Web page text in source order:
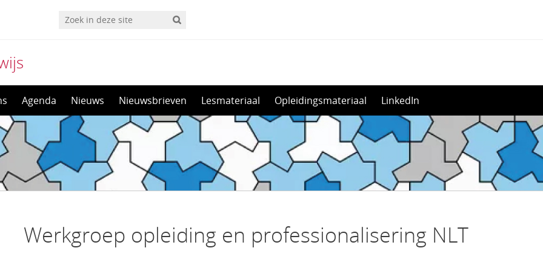
Agenda Nieuws Nieuwsbrieven Lesmateriaal Opleidingsmateriaal LinkedIn
Werkgroep opleiding en professionalisering NLT